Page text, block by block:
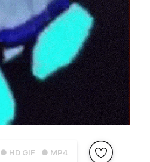
● HD GIF ● MP4